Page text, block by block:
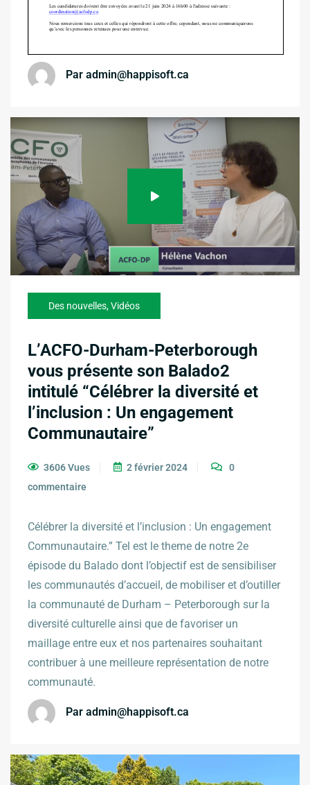
Par admin@happisoft.ca
Des nouvelles,Vidéos
L’ACFO-Durham-Peterborough
vous présente son Balado2
intitulé “Célébrer la diversité et
l’inclusion : Un engagement
Communautaire”
3606 Vues 2 février 2024
0
commentaire
Célébrer la diversité et l’inclusion : Un engagement
Communautaire.” Tel est le theme de notre 2e
épisode du Balado dont l’objectif est de sensibiliser
les communautés d’accueil, de mobiliser et d’outiller
la communauté de Durham – Peterborough sur la
diversité culturelle ainsi que de favoriser un
maillage entre eux et nos partenaires souhaitant
contribuer à une meilleure représentation de notre
communauté.
Par admin@happisoft.ca